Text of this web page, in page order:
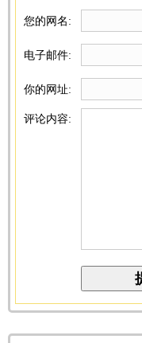
您的网名:
电子邮件:
你的网址:
评论内容: